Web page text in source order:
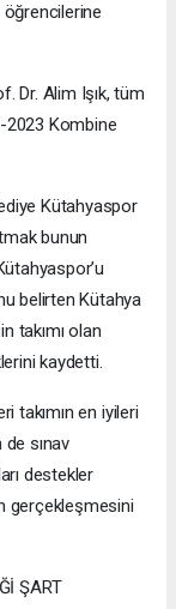
Dr. Alim Işık, tüm
2023 Kombine
Kütahyaspor
bunun
belirten Kütahya
takımı olan
kaydetti.
takımın en iyileri
sınav
destekler
gerçekleşmesini
ŞART